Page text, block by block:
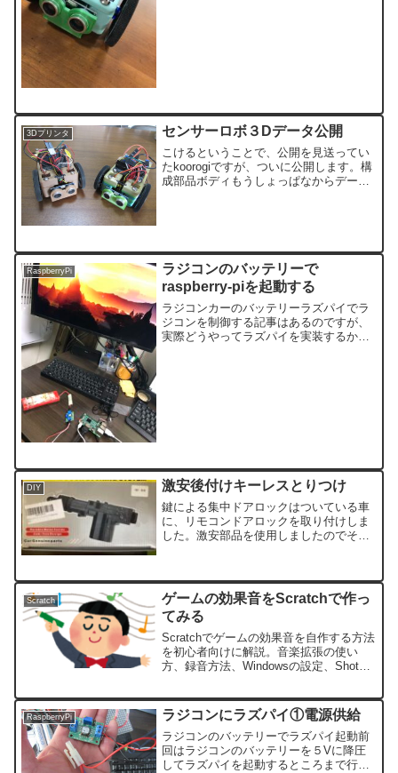
3Dプリンタ センサーロボ３Dデータ公開
こけるということで、公開を見送ってい
たkoorogiですが、ついに公開します。構
成部品ボディもうしょっぱなからデータ
RaspberryPi
ラジコンのバッテリーで
raspberry-piを起動する
ラジコンカーのバッテリーラズパイでラ
ジコンを制御する記事はあるのですが、
実際どうやってラズパイを実装するかは
DIY 激安後付けキーレスとりつけ
鍵による集中ドアロックはついている車
に、リモコンドアロックを取り付けしま
した。激安部品を使用しましたのでその
Scratch
ゲームの効果音をScratchで作っ
てみる
Scratchでゲームの効果音を自作する方法
を初心者向けに解説。音楽拡張の使い
方、録音方法、Windowsの設定、Shotcut
に紹介します。
RaspberryPi ラジコンにラズパイ①電源供給
ラジコンのバッテリーでラズパイ起動前
回はラジコンのバッテリーを５Vに降圧
してラズパイを起動するところまで行い